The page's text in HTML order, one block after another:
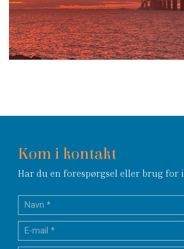
Kom i kontakt
Har du en forespørgsel eller brug for